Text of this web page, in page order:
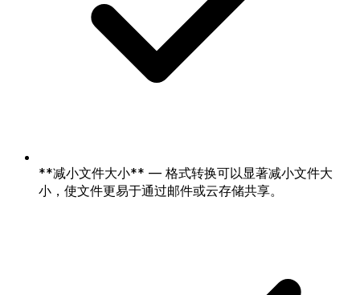
**减小文件大小** — 格式转换可以显著减小文件大
小，使文件更易于通过邮件或云存储共享。